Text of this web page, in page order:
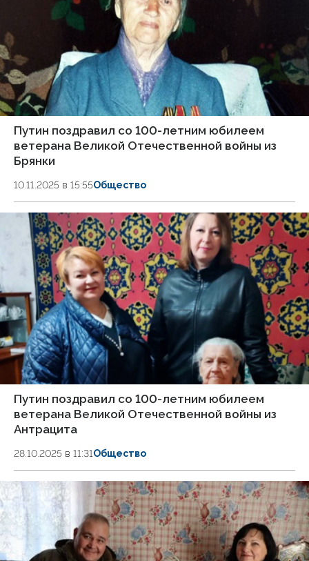
Путин поздравил со 100-летним юбилеем
ветерана Великой Отечественной войны из
Брянки
10.11.2025 в 15:55Общество
Путин поздравил со 100-летним юбилеем
ветерана Великой Отечественной войны из
Антрацита
28.10.2025 в 11:31Общество